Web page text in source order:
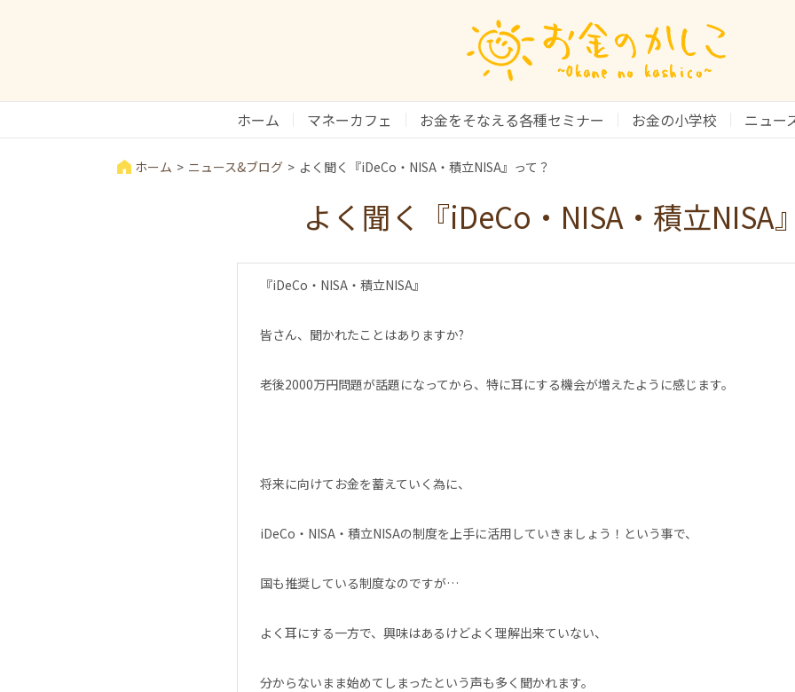
ホーム マネーカフェ お金をそなえる各種セミナー お金の小学校 ニュー
ホーム ニュース&ブログ よく聞く『iDeCo・NISA・積立NISA』って？
よく聞く『iDeCo・NISA・積立NISA
『iDeCo・NISA・積立NISA』
皆さん、聞かれたことはありますか?
老後2000万円問題が話題になってから、特に耳にする機会が増えたように感じます。
将来に向けてお金を蓄えていく為に、
iDeCo・NISA・積立NISAの制度を上手に活用していきましょう！という事で、
国も推奨している制度なのですが…
よく耳にする一方で、興味はあるけどよく理解出来ていない、
分からないまま始めてしまったという声も多く聞かれます。